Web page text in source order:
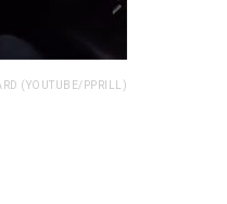
(YOUTUBE/PPRILL)